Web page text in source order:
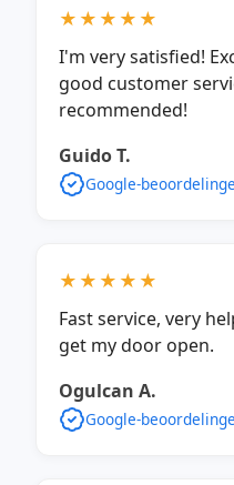
★★★★★
I'm very satisfied!
good customer
recommended!
Guido T.
Google-
★★★★★
Fast service, very
get my door open.
Ogulcan A.
Google-